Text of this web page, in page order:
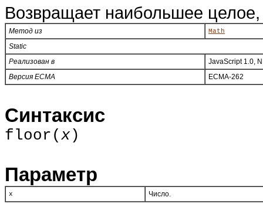
Возвращает наибольшее
Метод из Math
Static
Реализован в
JavaScript 1.0,
Версия ECMA
ECMA-262
Синтаксис
floor(x)
Параметр
x Число.